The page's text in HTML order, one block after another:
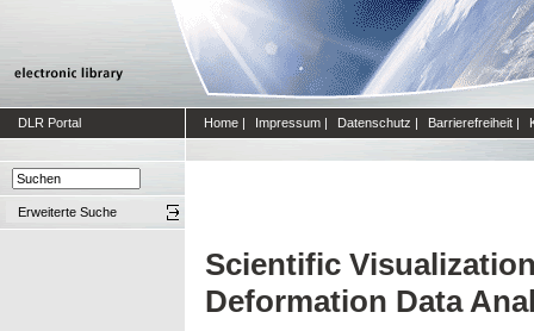
DLR Portal Home | Impressum | Datenschutz | Barrierefreiheit |
Erweiterte Suche
Scientific
Deformation Data